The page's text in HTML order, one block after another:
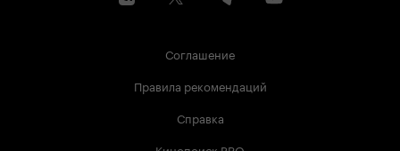
Соглашение
Правила рекомендаций
Справка